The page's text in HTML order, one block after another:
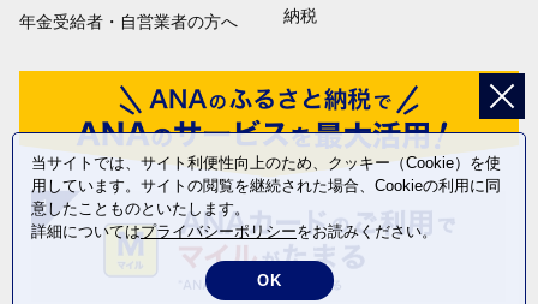
年金受給者・自営業者の方へ
納税
当サイトでは、サイト利便性向上のため、クッキー（Cookie）を使
用しています。サイトの閲覧を継続された場合、Cookieの利用に同
意したことものといたします。
詳細についてはプライバシーポリシーをお読みください。
OK